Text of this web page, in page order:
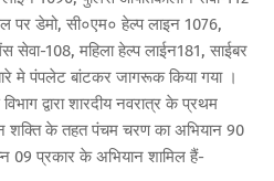
पर डेमो, सी०एम० हेल्प लाइन 1076,
सेवा-108, महिला हेल्प लाईन181, साईबर
मे पंपलेट बांटकर जागरूक किया गया ।
द्वारा शारदीय नवरात्र के प्रथम
शक्ति के तहत पंचम चरण का अभियान 90
09 प्रकार के अभियान शामिल हैं-